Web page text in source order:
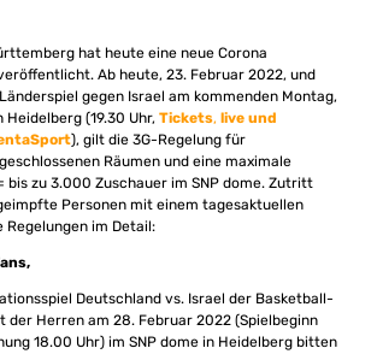
hat heute eine neue Corona
Ab heute, 23. Februar 2022, und
gegen Israel am kommenden Montag,
(19.30 Uhr, Tickets, live und
), gilt die 3G-Regelung für
Räumen und eine maximale
bis zu 3.000 Zuschauer im SNP dome. Zutritt
Personen mit einem tagesaktuellen
Regelungen im Detail:
Deutschland vs. Israel der Basketball-
der Herren am 28. Februar 2022 (Spielbeginn
18.00 Uhr) im SNP dome in Heidelberg bitten